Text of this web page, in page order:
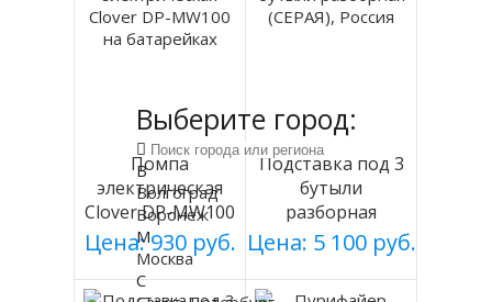
Помпа
электрическая
Clover DP-MW100
на батарейках
Цена: 930 руб.
Подставка под 3
бутыли
разборная
(СЕРАЯ), Россия
Цена: 5 100 руб.
Выберите город:
В
Волгоград
Воронеж
М
Москва
С